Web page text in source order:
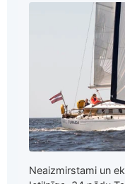
Neaizmirstami un